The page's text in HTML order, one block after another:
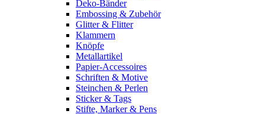
Deko-Bänder
Embossing & Zubehör
Glitter & Flitter
Klammern
Knöpfe
Metallartikel
Papier-Accessoires
Schriften & Motive
Steinchen & Perlen
Sticker & Tags
Stifte, Marker & Pens